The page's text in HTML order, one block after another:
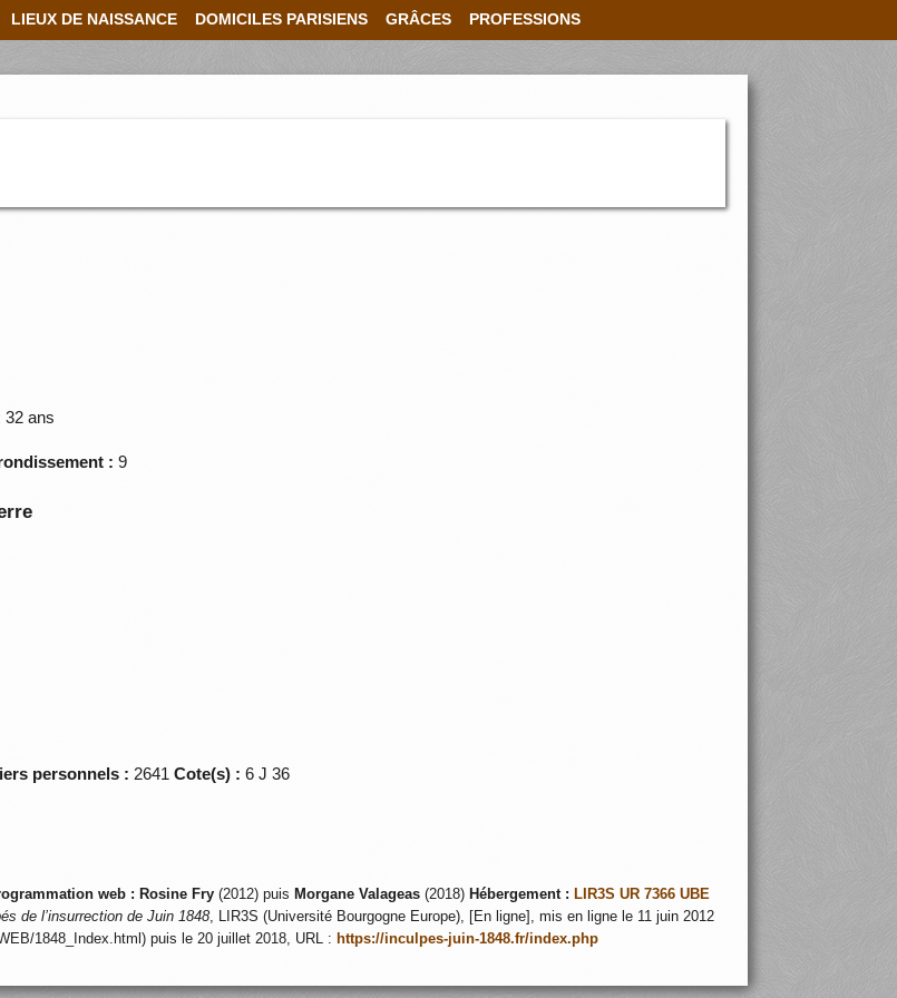
LIEUX DE NAISSANCE DOMICILES PARISIENS GRÂCES PROFESSIONS
32 ans
: 9
personnels : 2641Cote(s) : 6 J 36
web : Rosine Fry(2012) puis Morgane Valageas(2018) Hébergement : LIR3S UR 7366 UBE
de l’insurrection de Juin 1848, LIR3S (Université Bourgogne Europe), [En ligne], mis en ligne le 11 juin 2012
1848_Index.html) puis le 20 juillet 2018, URL : https://inculpes-juin-1848.fr/index.php